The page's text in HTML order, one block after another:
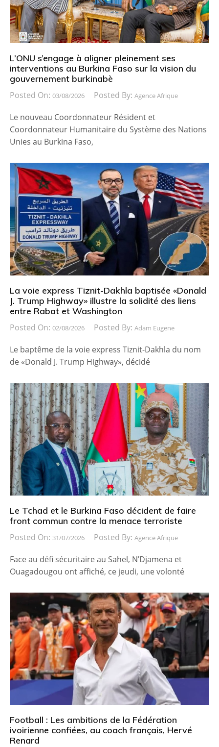
L’ONU s’engage à aligner pleinement ses
interventions au Burkina Faso sur la vision du
gouvernement burkinabè
Posted On: 03/08/2026 Posted By: Agence Afrique
Le nouveau Coordonnateur Résident et
Coordonnateur Humanitaire du Système des Nations
Unies au Burkina Faso,
La voie express Tiznit-Dakhla baptisée «Donald
J. Trump Highway» illustre la solidité des liens
entre Rabat et Washington
Posted On: 02/08/2026 Posted By: Adam Eugene
Le baptême de la voie express Tiznit-Dakhla du nom
de «Donald J. Trump Highway», décidé
Le Tchad et le Burkina Faso décident de faire
front commun contre la menace terroriste
Posted On: 31/07/2026 Posted By: Agence Afrique
Face au défi sécuritaire au Sahel, N’Djamena et
Ouagadougou ont affiché, ce jeudi, une volonté
Football : Les ambitions de la Fédération
ivoirienne confiées, au coach français, Hervé
Renard